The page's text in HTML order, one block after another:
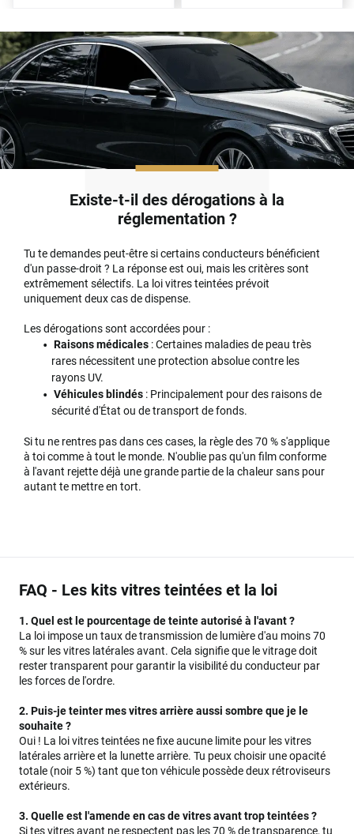
Existe-t-il des dérogations à la
réglementation ?
Tu te demandes peut-être si certains conducteurs bénéficient
d'un passe-droit ? La réponse est oui, mais les critères sont
extrêmement sélectifs. La loi vitres teintées prévoit
uniquement deux cas de dispense.
Les dérogations sont accordées pour :
Raisons médicales : Certaines maladies de peau très
rares nécessitent une protection absolue contre les
rayons UV.
Véhicules blindés : Principalement pour des raisons de
sécurité d'État ou de transport de fonds.
Si tu ne rentres pas dans ces cases, la règle des 70 % s'applique
à toi comme à tout le monde. N'oublie pas qu'un film conforme
à l'avant rejette déjà une grande partie de la chaleur sans pour
autant te mettre en tort.
FAQ - Les kits vitres teintées et la loi
1. Quel est le pourcentage de teinte autorisé à l'avant ?
La loi impose un taux de transmission de lumière d'au moins 70
% sur les vitres latérales avant. Cela signifie que le vitrage doit
rester transparent pour garantir la visibilité du conducteur par
les forces de l'ordre.
2. Puis-je teinter mes vitres arrière aussi sombre que je le
souhaite ?
Oui ! La loi vitres teintées ne fixe aucune limite pour les vitres
latérales arrière et la lunette arrière. Tu peux choisir une opacité
totale (noir 5 %) tant que ton véhicule possède deux rétroviseurs
extérieurs.
3. Quelle est l'amende en cas de vitres avant trop teintées ?
Si tes vitres avant ne respectent pas les 70 % de transparence, tu